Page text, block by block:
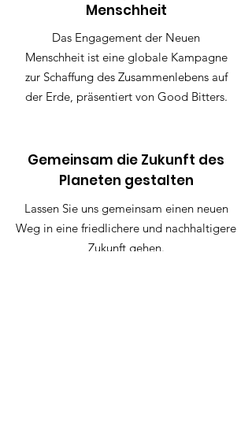
Menschheit
Das Engagement der Neuen
Menschheit ist eine globale Kampagne
zur Schaffung des Zusammenlebens auf
der Erde, präsentiert von Good Bitters.
Gemeinsam die Zukunft des
Planeten gestalten
Lassen Sie uns gemeinsam einen neuen
Weg in eine friedlichere und nachhaltigere
Zukunft gehen.